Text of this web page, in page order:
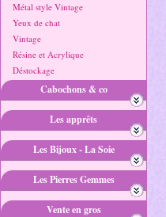
Métal style Vintage
Yeux de chat
Vintage
Résine et Acrylique
Déstockage
Cabochons & co
Les apprêts
Les Bijoux - La Soie
Les Pierres Gemmes
Vente en gros